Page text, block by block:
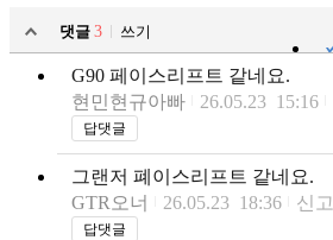
댓글 3
쓰기
G90 페이스리프트 같네요.
현민현규아빠
26.05.23 15:16
답댓글
그랜저 폐이스리프트 같네요.
GTR오너
26.05.23 18:36 신고
답댓글